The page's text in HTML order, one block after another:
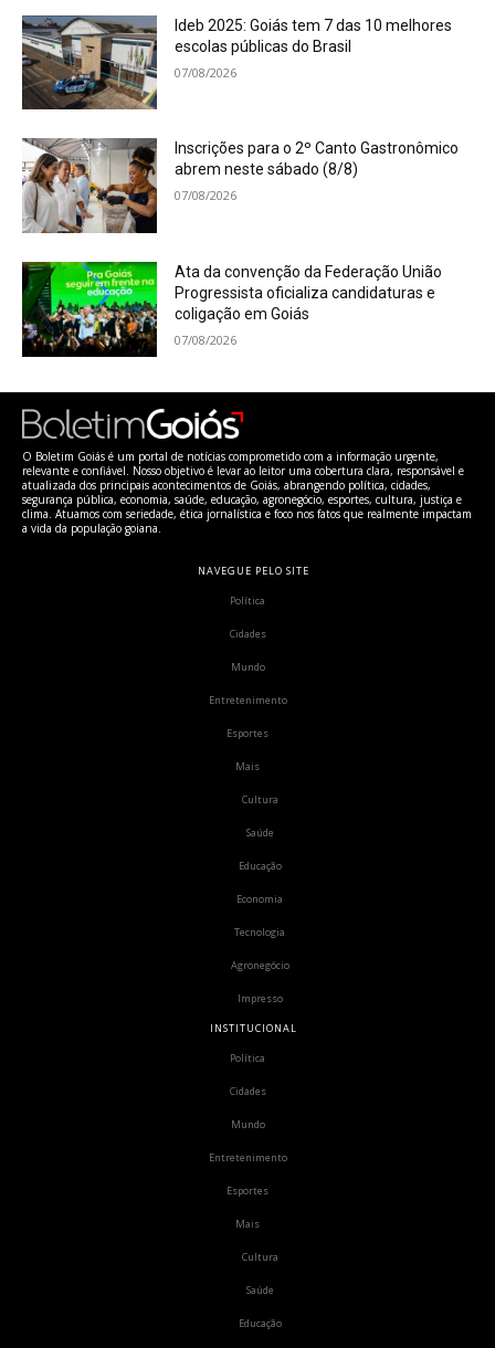
Ideb 2025: Goiás tem 7 das 10 melhores
escolas públicas do Brasil
07/08/2026
Inscrições para o 2º Canto Gastronômico
abrem neste sábado (8/8)
07/08/2026
Ata da convenção da Federação União
Progressista oficializa candidaturas e
coligação em Goiás
07/08/2026
O Boletim Goiás é um portal de notícias comprometido com a informação urgente,
relevante e confiável. Nosso objetivo é levar ao leitor uma cobertura clara, responsável e
atualizada dos principais acontecimentos de Goiás, abrangendo política, cidades,
segurança pública, economia, saúde, educação, agronegócio, esportes, cultura, justiça e
clima. Atuamos com seriedade, ética jornalística e foco nos fatos que realmente impactam
a vida da população goiana.
NAVEGUE PELO SITE
Política
Cidades
Mundo
Entretenimento
Esportes
Mais
Cultura
Saúde
Educação
Economia
Tecnologia
Agronegócio
Impresso
INSTITUCIONAL
Política
Cidades
Mundo
Entretenimento
Esportes
Mais
Cultura
Saúde
Educação